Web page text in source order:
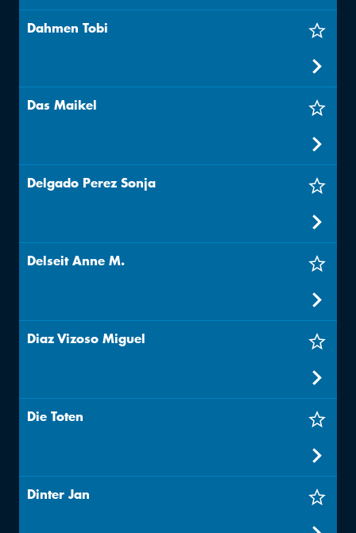
Dahmen Tobi
Das Maikel
Delgado Perez Sonja
Delseit Anne M.
Diaz Vizoso Miguel
Die Toten
Dinter Jan